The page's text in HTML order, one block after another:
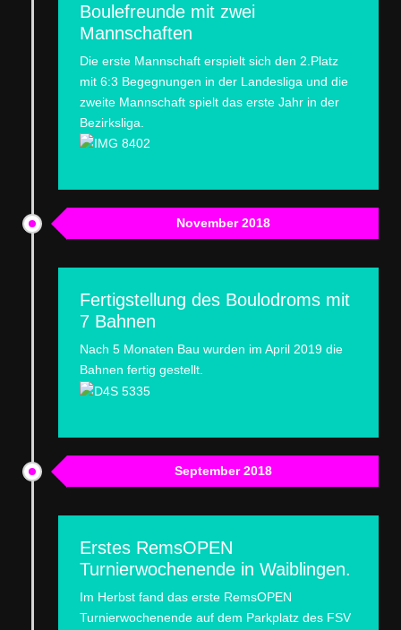
Boulefreunde mit zwei
Mannschaften
Die erste Mannschaft erspielt sich den 2.Platz
mit 6:3 Begegnungen in der Landesliga und die
zweite Mannschaft spielt das erste Jahr in der
Bezirksliga.
November 2018
Fertigstellung des Boulodroms mit
7 Bahnen
Nach 5 Monaten Bau wurden im April 2019 die
Bahnen fertig gestellt.
September 2018
Erstes RemsOPEN
Turnierwochenende in Waiblingen.
Im Herbst fand das erste RemsOPEN
Turnierwochenende auf dem Parkplatz des FSV